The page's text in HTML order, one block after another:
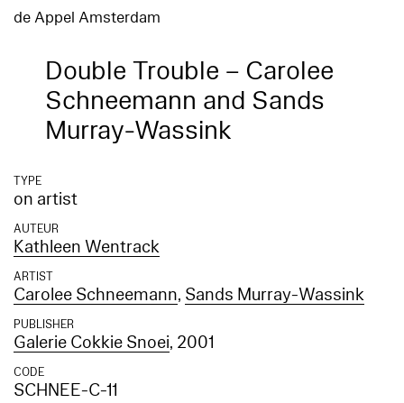
de Appel Amsterdam
Double Trouble – Carolee
Schneemann and Sands
Murray-Wassink
TYPE
on artist
AUTEUR
Kathleen Wentrack
ARTIST
Carolee Schneemann, Sands Murray-Wassink
PUBLISHER
Galerie Cokkie Snoei, 2001
CODE
SCHNEE-C-11